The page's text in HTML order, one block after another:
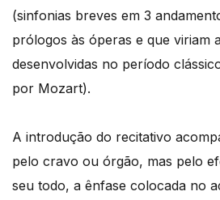
(sinfonias breves em 3
prólogos às óperas e que viriam
desenvolvidas no período
por Mozart).
A introdução do recitativo
pelo cravo ou órgão, mas pelo
seu todo, a ênfase colocada no